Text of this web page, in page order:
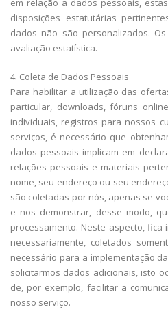
em relação a dados pessoais,
disposições estatutárias
dados não são personalizados.
avaliação estatística.
4. Coleta de Dados Pessoais
Para habilitar a utilização das
particular, downloads, fóruns
individuais, registros para nossos
serviços, é necessário que
dados pessoais implicam em
relações pessoais e materiais
nome, seu endereço ou seu
são coletadas por nós, apenas se
e nos demonstrar, desse modo,
processamento. Neste aspecto,
necessariamente, coletados
necessário para a implementação
solicitarmos dados adicionais, isto
de, por exemplo, facilitar a
nosso serviço.